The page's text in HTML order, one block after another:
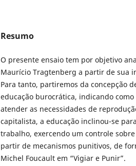
Resumo
O presente ensaio tem por objetivo
Maurício Tragtenberg a partir de sua
Para tanto, partiremos da concepção
educação burocrática, indicando
atender as necessidades de
capitalista, a educação inclinou-se
trabalho, exercendo um controle
partir de mecanismos punitivos, de
Michel Foucault em “Vigiar e Punir”.